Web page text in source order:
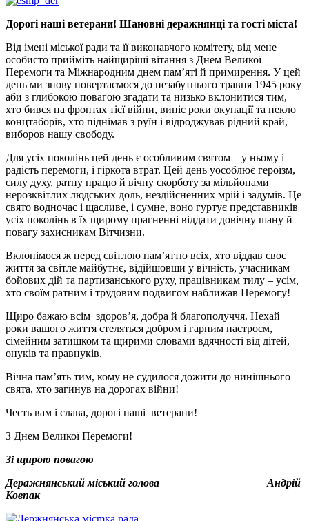
Дорогі наші ветерани! Шановні деражнянці та гості міста!
Від імені міської ради та її виконавчого комітету, від мене
особисто прийміть найщиріші вітання з Днем Великої
Перемоги та Міжнародним днем пам’яті й примирення. У цей
день ми знову повертаємося до незабутнього травня 1945 року
аби з глибокою повагою згадати та низько вклонитися тим,
хто бився на фронтах тієї війни, виніс роки окупації та пекло
концтаборів, хто піднімав з руїн і відроджував рідний край,
виборов нашу свободу.
Для усіх поколінь цей день є особливим святом – у ньому і
радість перемоги, і гіркота втрат. Цей день уособлює героїзм,
силу духу, ратну працю й вічну скорботу за мільйонами
нерозквітлих людських доль, нездійсненних мрій і задумів. Це
свято водночас і щасливе, і сумне, воно гуртує представників
усіх поколінь в їх щирому прагненні віддати довічну шану й
повагу захисникам Вітчизни.
Вклонімося ж перед світлою пам’яттю всіх, хто віддав своє
життя за світле майбутнє, відійшовши у вічність, учасникам
бойових дій та партизанського руху, працівникам тилу – усім,
хто своїм ратним і трудовим подвигом наближав Перемогу!
Щиро бажаю всім здоров’я, добра й благополуччя. Нехай
роки вашого життя стеляться добром і гарним настроєм,
сімейним затишком та щирими словами вдячності від дітей,
онуків та правнуків.
Вічна пам’ять тим, кому не судилося дожити до нинішнього
свята, хто загинув на дорогах війни!
Честь вам і слава, дорогі наші ветерани!
З Днем Великої Перемоги!
Зі щирою повагою
Деражнянський міський голова
Андрій
Ковпак